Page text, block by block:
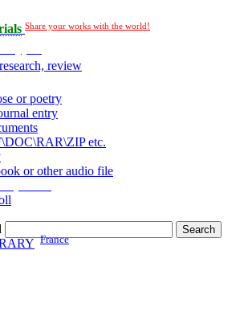
Share your works with the world!
review
or poetry
entry
etc.
or other audio file
France